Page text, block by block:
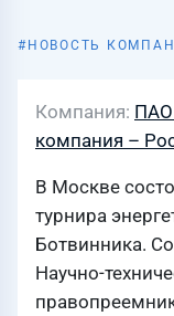
НОВОСТЬ
Компания ПАО
компания –
В Москве
турнира
Ботвинника.
Научно-